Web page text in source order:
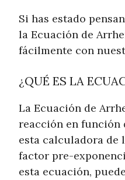
Si has estado
la Ecuación de
fácilmente con
¿QUÉ ES LA
La Ecuación de
reacción en función
esta calculadora de
factor pre-
esta ecuación,